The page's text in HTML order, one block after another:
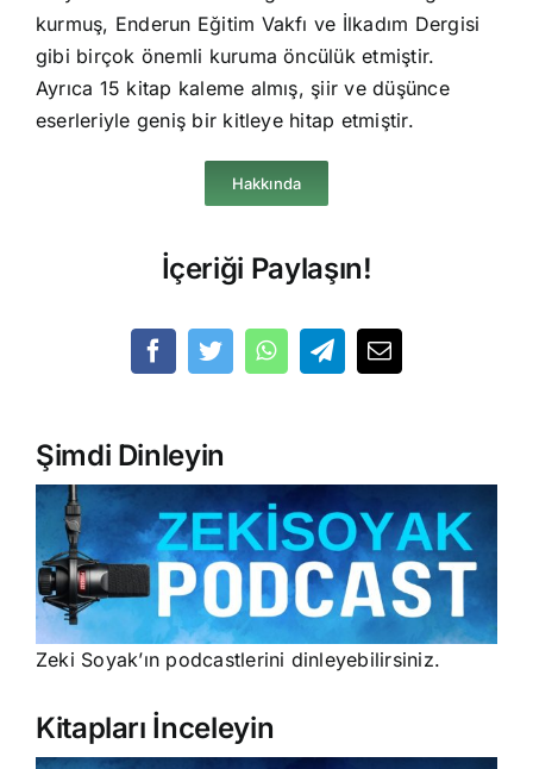
kurmuş, Enderun Eğitim Vakfı ve İlkadım Dergisi
gibi birçok önemli kuruma öncülük etmiştir.
Ayrıca 15 kitap kaleme almış, şiir ve düşünce
eserleriyle geniş bir kitleye hitap etmiştir.
Hakkında
İçeriği Paylaşın!
Şimdi Dinleyin
Zeki Soyak’ın podcastlerini dinleyebilirsiniz.
Kitapları İnceleyin